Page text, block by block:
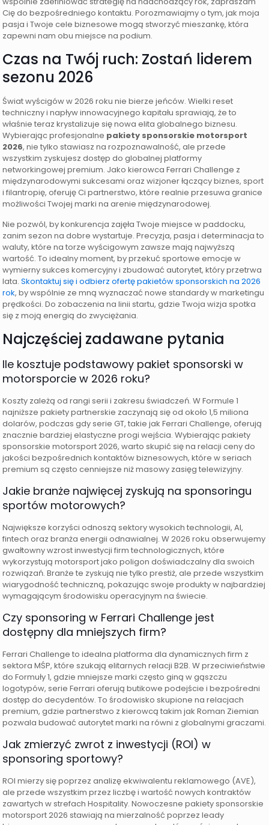
Cię do bezpośredniego kontaktu. Porozmawiajmy o tym, jak moja
pasja i Twoje cele biznesowe mogą stworzyć mieszankę, która
zapewni nam obu miejsce na podium.
Czas na Twój ruch: Zostań liderem
sezonu 2026
Świat wyścigów w 2026 roku nie bierze jeńców. Wielki reset
techniczny i napływ innowacyjnego kapitału sprawiają, że to
właśnie teraz krystalizuje się nowa elita globalnego biznesu.
Wybierając profesjonalne pakiety sponsorskie motorsport
2026, nie tylko stawiasz na rozpoznawalność, ale przede
wszystkim zyskujesz dostęp do globalnej platformy
networkingowej premium. Jako kierowca Ferrari Challenge z
międzynarodowymi sukcesami oraz wizjoner łączący biznes, sport
i filantropię, oferuję Ci partnerstwo, które realnie przesuwa granice
możliwości Twojej marki na arenie międzynarodowej.
Nie pozwól, by konkurencja zajęła Twoje miejsce w paddocku,
zanim sezon na dobre wystartuje. Precyzja, pasja i determinacja to
waluty, które na torze wyścigowym zawsze mają najwyższą
wartość. To idealny moment, by przekuć sportowe emocje w
wymierny sukces komercyjny i zbudować autorytet, który przetrwa
lata.Skontaktuj się i odbierz ofertę pakietów sponsorskich na 2026
rok, by wspólnie ze mną wyznaczać nowe standardy w marketingu
prędkości. Do zobaczenia na linii startu, gdzie Twoja wizja spotka
się z moją energią do zwyciężania.
Najczęściej zadawane pytania
Ile kosztuje podstawowy pakiet sponsorski w
motorsporcie w 2026 roku?
Koszty zależą od rangi serii i zakresu świadczeń. W Formule 1
najniższe pakiety partnerskie zaczynają się od około 1,5 miliona
dolarów, podczas gdy serie GT, takie jak Ferrari Challenge, oferują
znacznie bardziej elastyczne progi wejścia. Wybierając pakiety
sponsorskie motorsport 2026, warto skupić się na relacji ceny do
jakości bezpośrednich kontaktów biznesowych, które w seriach
premium są często cenniejsze niż masowy zasięg telewizyjny.
Jakie branże najwięcej zyskują na sponsoringu
sportów motorowych?
Największe korzyści odnoszą sektory wysokich technologii, AI,
fintech oraz branża energii odnawialnej. W 2026 roku obserwujemy
gwałtowny wzrost inwestycji firm technologicznych, które
wykorzystują motorsport jako poligon doświadczalny dla swoich
rozwiązań. Branże te zyskują nie tylko prestiż, ale przede wszystkim
wiarygodność techniczną, pokazując swoje produkty w najbardziej
wymagającym środowisku operacyjnym na świecie.
Czy sponsoring w Ferrari Challenge jest
dostępny dla mniejszych firm?
Ferrari Challenge to idealna platforma dla dynamicznych firm z
sektora MŚP, które szukają elitarnych relacji B2B. W przeciwieństwie
do Formuły 1, gdzie mniejsze marki często giną w gąszczu
logotypów, serie Ferrari oferują butikowe podejście i bezpośredni
dostęp do decydentów. To środowisko skupione na relacjach
premium, gdzie partnerstwo z kierowcą takim jak Roman Ziemian
pozwala budować autorytet marki na równi z globalnymi graczami.
Jak zmierzyć zwrot z inwestycji (ROI) w
sponsoring sportowy?
ROI mierzy się poprzez analizę ekwiwalentu reklamowego (AVE),
ale przede wszystkim przez liczbę i wartość nowych kontraktów
zawartych w strefach Hospitality. Nowoczesne pakiety sponsorskie
motorsport 2026 stawiają na mierzalność poprzez leady